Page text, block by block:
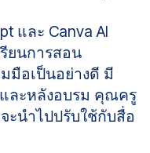
และ Canva AI
ยนการสอน
มือเป็นอย่างดี มี
ละหลังอบรม คุณครู
ะนำไปปรับใช้กับสื่อ